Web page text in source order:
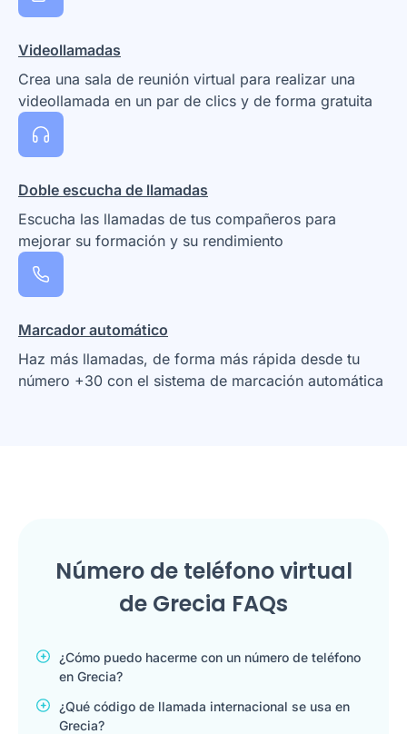
Videollamadas
Crea una sala de reunión virtual para realizar una
videollamada en un par de clics y de forma gratuita
Doble escucha de llamadas
Escucha las llamadas de tus compañeros para
mejorar su formación y su rendimiento
Marcador automático
Haz más llamadas, de forma más rápida desde tu
número +30 con el sistema de marcación automática
Número de teléfono virtual
de Grecia FAQs
¿Cómo puedo hacerme con un número de teléfono
en Grecia?
¿Qué código de llamada internacional se usa en
Grecia?